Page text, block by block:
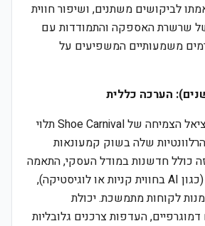
לביקושים משתנים, ושיפור חווית
של שרשרת האספקה והתמודדות עם
משמעותיים המשפיעים על
בטווח הארוך, פוטנציאל הצמיחה של Shoe Carnival תלוי
שלה בשוק קמעונאות
כולל חדשנות במודל העסקי, התאמה
למגמות טכנולוגיות (כגון AI בחווית קניות או לוגיסטיקה),
לקוחות מתמשכת. יכולת
העדפות צרכנים גלובליות